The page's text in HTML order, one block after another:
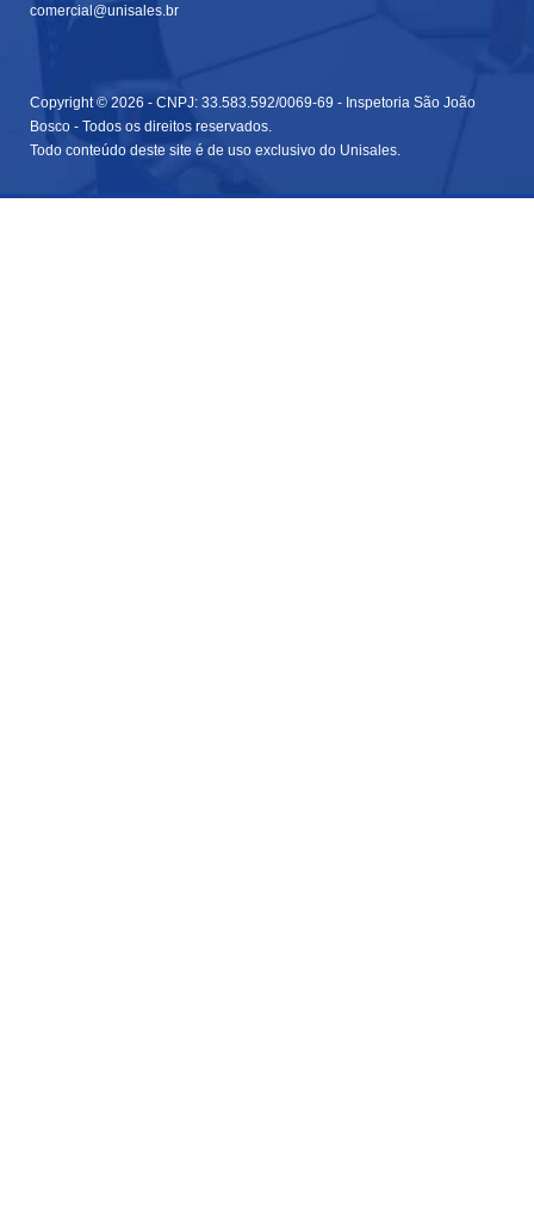
comercial@unisales.br
Copyright © 2026 - CNPJ: 33.583.592/0069-69 - Inspetoria São João
Bosco - Todos os direitos reservados.
Todo conteúdo deste site é de uso exclusivo do Unisales.